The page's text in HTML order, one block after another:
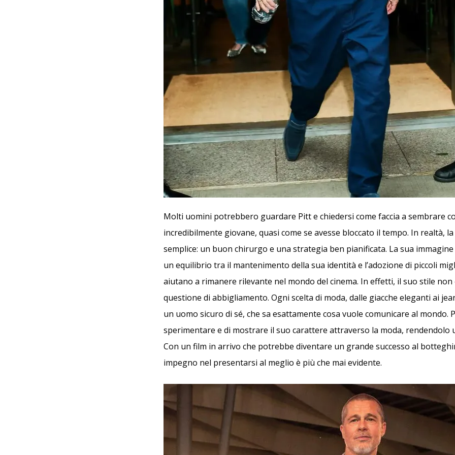
Molti uomini potrebbero guardare Pitt e chiedersi come faccia a sembrare
incredibilmente giovane, quasi come se avesse bloccato il tempo. In realtà,
semplice: un buon chirurgo e una strategia ben pianificata. La sua
un equilibrio tra il mantenimento della sua identità e l’adozione di piccoli
aiutano a rimanere rilevante nel mondo del cinema. In effetti, il suo stile non
questione di abbigliamento. Ogni scelta di moda, dalle giacche eleganti ai
un uomo sicuro di sé, che sa esattamente cosa vuole comunicare al mondo.
sperimentare e di mostrare il suo carattere attraverso la moda, rendendolo
Con un film in arrivo che potrebbe diventare un grande successo al
impegno nel presentarsi al meglio è più che mai evidente.